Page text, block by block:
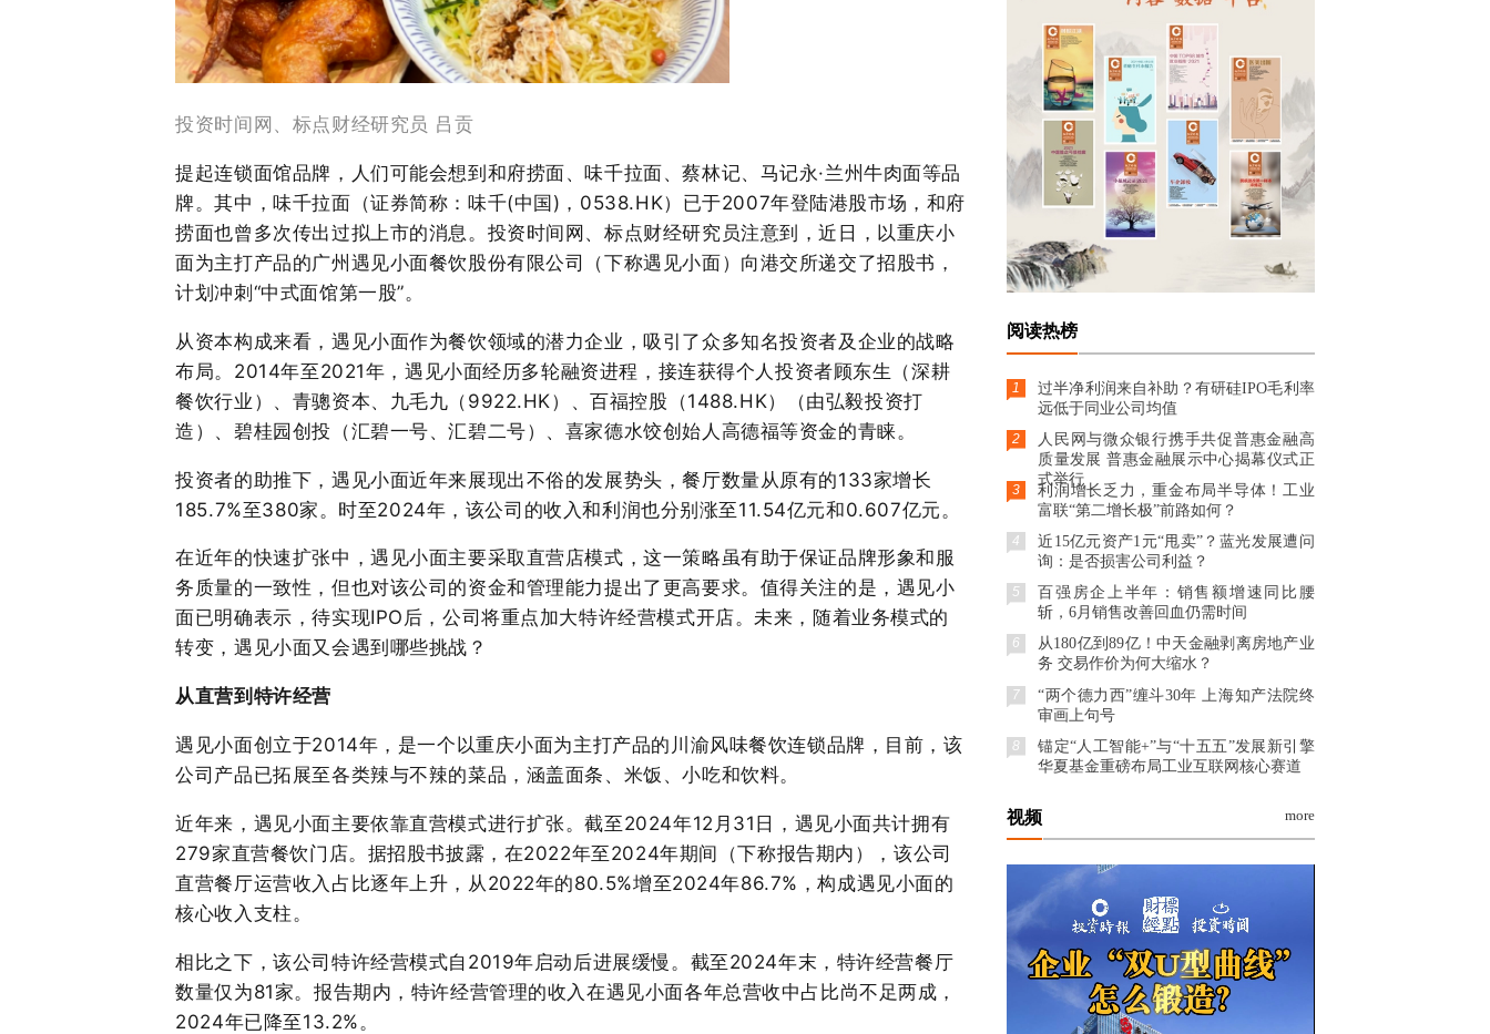
投资时间网、标点财经研究员 吕贡
提起连锁面馆品牌，人们可能会想到和府捞面、味千拉面、蔡林记、马记永·兰州牛肉面等品
牌。其中，味千拉面（证券简称：味千(中国)，0538.HK）已于2007年登陆港股市场，和府
捞面也曾多次传出过拟上市的消息。投资时间网、标点财经研究员注意到，近日，以重庆小
面为主打产品的广州遇见小面餐饮股份有限公司（下称遇见小面）向港交所递交了招股书，
计划冲刺“中式面馆第一股”。
从资本构成来看，遇见小面作为餐饮领域的潜力企业，吸引了众多知名投资者及企业的战略
布局。2014年至2021年，遇见小面经历多轮融资进程，接连获得个人投资者顾东生（深耕
餐饮行业）、青骢资本、九毛九（9922.HK）、百福控股（1488.HK）（由弘毅投资打
造）、碧桂园创投（汇碧一号、汇碧二号）、喜家德水饺创始人高德福等资金的青睐。
投资者的助推下，遇见小面近年来展现出不俗的发展势头，餐厅数量从原有的133家增长
185.7%至380家。时至2024年，该公司的收入和利润也分别涨至11.54亿元和0.607亿元。
在近年的快速扩张中，遇见小面主要采取直营店模式，这一策略虽有助于保证品牌形象和服
务质量的一致性，但也对该公司的资金和管理能力提出了更高要求。值得关注的是，遇见小
面已明确表示，待实现IPO后，公司将重点加大特许经营模式开店。未来，随着业务模式的
转变，遇见小面又会遇到哪些挑战？
从直营到特许经营
遇见小面创立于2014年，是一个以重庆小面为主打产品的川渝风味餐饮连锁品牌，目前，该
公司产品已拓展至各类辣与不辣的菜品，涵盖面条、米饭、小吃和饮料。
近年来，遇见小面主要依靠直营模式进行扩张。截至2024年12月31日，遇见小面共计拥有
279家直营餐饮门店。据招股书披露，在2022年至2024年期间（下称报告期内），该公司
直营餐厅运营收入占比逐年上升，从2022年的80.5%增至2024年86.7%，构成遇见小面的
核心收入支柱。
相比之下，该公司特许经营模式自2019年启动后进展缓慢。截至2024年末，特许经营餐厅
数量仅为81家。报告期内，特许经营管理的收入在遇见小面各年总营收中占比尚不足两成，
2024年已降至13.2%。
阅读热榜
1
过半净利润来自补助？有研硅IPO毛利率
远低于同业公司均值
2
人民网与微众银行携手共促普惠金融高
质量发展 普惠金融展示中心揭幕仪式正
式举行
3
利润增长乏力，重金布局半导体！工业
富联“第二增长极”前路如何？
4
近15亿元资产1元“甩卖”？蓝光发展遭问
询：是否损害公司利益？
5
百强房企上半年：销售额增速同比腰
斩，6月销售改善回血仍需时间
6
从180亿到89亿！中天金融剥离房地产业
务 交易作价为何大缩水？
7
“两个德力西”缠斗30年 上海知产法院终
审画上句号
8
锚定“人工智能+”与“十五五”发展新引擎
华夏基金重磅布局工业互联网核心赛道
视频 more